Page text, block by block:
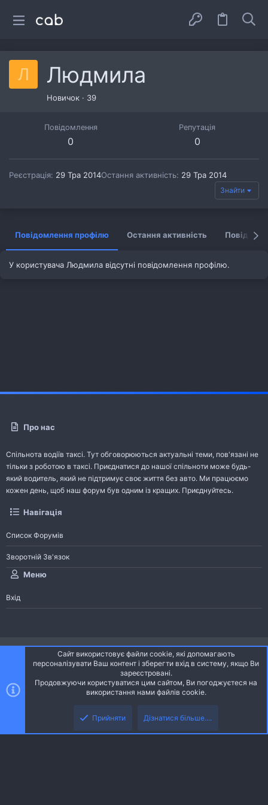
Л Людмила
Новичок · 39
Повідомлення
0
Репутація
0
Реєстрація 29 Тра 2014Остання активність 29 Тра 2014
Знайти
Повідомлення профілю Остання активність
У користувача Людмила відсутні повідомлення профілю.
Про нас
Спільнота водіїв таксі. Тут обговорюються актуальні теми, пов'язані не
тільки з роботою в таксі. Приєднатися до нашої спільноти може будь-
який водитель, який не підтримує своє життя без авто. Ми працюємо
кожен день, щоб наш форум був одним із кращих. Приєднуйтесь.
Навігація
Список Форумів
Зворотній Зв'язок
Меню
Вхід
Ніч
Українська (UA)
S
Community platform by XenForo® © 2010-2026 XenForo Ltd.
Community platform by XenForo © 2010-2022 XenForo Ltd. | dev: Pages
Сайт використовує файли cookie, які допомагають
персоналізувати Ваш контент і зберегти вхід в систему, якщо Ви
зареєстровані.
Продовжуючи користуватися цим сайтом, Ви погоджуєтеся на
використання нами файлів cookie.
Прийняти Дізнатися більше....